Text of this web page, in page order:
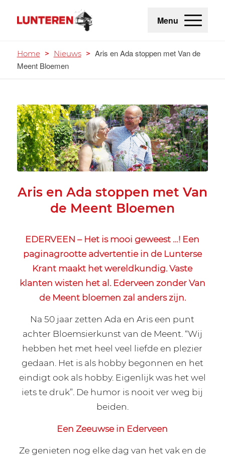
Menu
Home > Nieuws > Aris en Ada stoppen met Van de
Meent Bloemen
Aris en Ada stoppen met Van
de Meent Bloemen
EDERVEEN – Het is mooi geweest …! Een
paginagrootte advertentie in de Lunterse
Krant maakt het wereldkundig. Vaste
klanten wisten het al. Ederveen zonder Van
de Meent bloemen zal anders zijn.
Na 50 jaar zetten Ada en Aris een punt
achter Bloemsierkunst van de Meent. “Wij
hebben het met heel veel liefde en plezier
gedaan. Het is als hobby begonnen en het
eindigt ook als hobby. Eigenlijk was het wel
iets te druk”. De humor is nooit ver weg bij
beiden.
Een Zeeuwse in Ederveen
Ze genieten nog elke dag van het vak en de